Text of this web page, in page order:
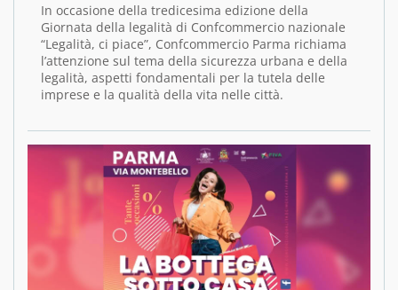
In occasione della tredicesima edizione della
Giornata della legalità di Confcommercio nazionale
“Legalità, ci piace”, Confcommercio Parma richiama
l’attenzione sul tema della sicurezza urbana e della
legalità, aspetti fondamentali per la tutela delle
imprese e la qualità della vita nelle città.